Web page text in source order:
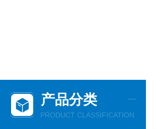
产品分类
PRODUCT CLASSIFICATION